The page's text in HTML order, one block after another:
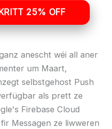
25% OFF
anescht wéi all aner
um Maart,
selbstgehost Push
als prett ze
Firebase Cloud
Messagen ze liwweren